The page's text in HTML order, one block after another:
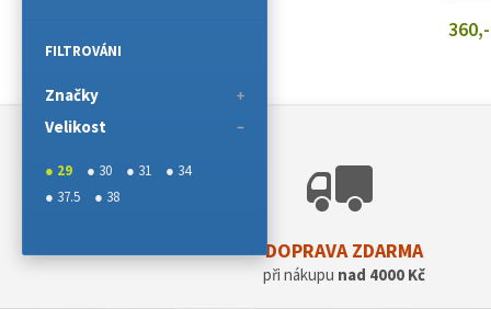
DOPRAVA ZDARMA
při nákupu nad 4000 Kč
FILTROVÁNI
Značky
Velikost
● 29 ● 30 ● 31
● 34
● 37.5
● 38